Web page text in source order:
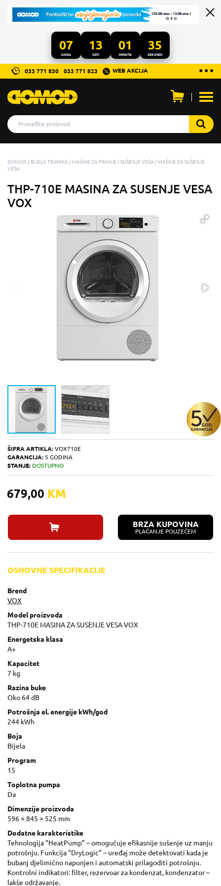
07
DANA
13
SATI
01
MINUTA
34
SEKUNDI
...
● ● ●
033 771 830 033 771 823 WEB AKCIJA
DOMOD BIJELA TEHNIKA MAŠINE ZA PRANJE I SUŠENJE VEŠA
MAŠINE ZA SUŠENJE
VEŠA
THP-710E MASINA ZA SUSENJE VESA
VOX
ŠIFRA ARTIKLA: VOX710E
GARANCIJA: 5 GODINA
STANJE: DOSTUPNO
679,00 KM
BRZA KUPOVINA
PLAĆANJE POUZEĆEM
OSNOVNE SPECIFIKACIJE
Brend
VOX
Model proizvoda
THP-710E MASINA ZA SUSENJE VESA VOX
Energetska klasa
A+
Kapacitet
7 kg
Razina buke
Oko 64 dB
Potrošnja el. energije kWh/god
244 kWh
Boja
Bijela
Program
15
Toplotna pumpa
Da
Dimenzije proizvoda
596 × 845 × 525 mm
Dodatne karakteristike
Tehnologija “HeatPump” – omogućuje efikasnije sušenje uz manju
potrošnju. Funkcija “DryLogic” – uređaj može detektovati kada je
bubanj djelimično napunjen i automatski prilagoditi potrošnju.
Kontrolni indikatori: filter, rezervoar za kondenzat, kondenzator –
lakše održavanje.